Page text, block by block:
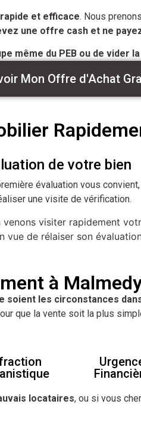
et efficace. Nous
une offre cash et ne
même du PEB ou de vider
Mon Offre d'Achat
de votre bien
évaluation vous
une visite de vérification.
à
soient les circonstances
que la vente soit la plus
locataires, ou si vous